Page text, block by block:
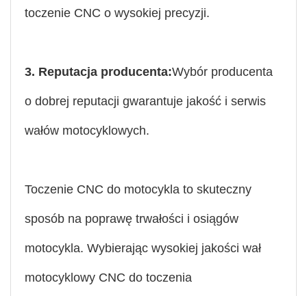
toczenie CNC o wysokiej precyzji.
3. Reputacja producenta:Wybór producenta
o dobrej reputacji gwarantuje jakość i serwis
wałów motocyklowych.
Toczenie CNC do motocykla to skuteczny
sposób na poprawę trwałości i osiągów
motocykla. Wybierając wysokiej jakości wał
motocyklowy CNC do toczenia